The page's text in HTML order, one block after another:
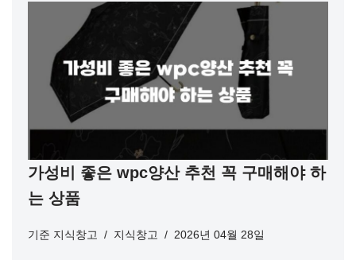
가성비 좋은 wpc양산 추천 꼭 구매해야 하
는 상품
기준 지식창고 지식창고 2026년 04월 28일